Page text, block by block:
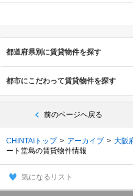
都道府県別に賃貸物件を探す
都市にこだわって賃貸物件を探す
前のページへ戻る
CHINTAIトップ アーカイブ 大阪
ート堂島の賃貸物件情報
気になるリスト